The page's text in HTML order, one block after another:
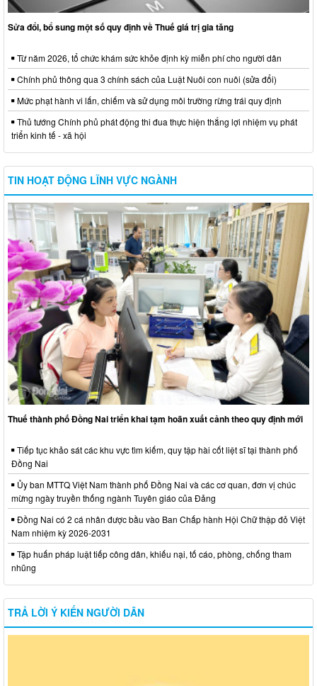
Sửa đổi, bổ sung một số quy định về Thuế giá trị gia tăng
Từ năm 2026, tổ chức khám sức khỏe định kỳ miễn phí cho người dân
Chính phủ thông qua 3 chính sách của Luật Nuôi con nuôi (sửa đổi)
Mức phạt hành vi lấn, chiếm và sử dụng môi trường rừng trái quy định
Thủ tướng Chính phủ phát động thi đua thực hiện thắng lợi nhiệm vụ phát
triển kinh tế - xã hội
TIN HOẠT ĐỘNG LĨNH VỰC NGÀNH
Thuế thành phố Đồng Nai triển khai tạm hoãn xuất cảnh theo quy định mới
Tiếp tục khảo sát các khu vực tìm kiếm, quy tập hài cốt liệt sĩ tại thành phố
Đồng Nai
Ủy ban MTTQ Việt Nam thành phố Đồng Nai và các cơ quan, đơn vị chúc
mừng ngày truyền thống ngành Tuyên giáo của Đảng
Đồng Nai có 2 cá nhân được bầu vào Ban Chấp hành Hội Chữ thập đỏ Việt
Nam nhiệm kỳ 2026-2031
Tập huấn pháp luật tiếp công dân, khiếu nại, tố cáo, phòng, chống tham
nhũng
TRẢ LỜI Ý KIẾN NGƯỜI DÂN